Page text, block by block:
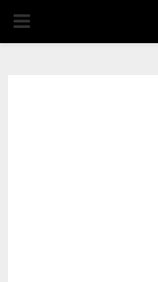
PRIMARY